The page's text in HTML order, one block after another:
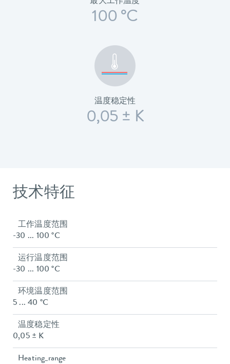
100 °C
温度稳定性
0,05 ± K
技术特征
工作温度范围
-30 ... 100 °C
运行温度范围
-30 ... 100 °C
环境温度范围
5 ... 40 °C
温度稳定性
0,05 ± K
Heating_range